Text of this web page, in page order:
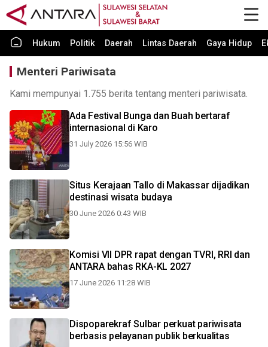
Hukum Politik Daerah Lintas Daerah Gaya Hidup
Menteri Pariwisata
Kami mempunyai 1.755 berita tentang menteri pariwisata.
Ada Festival Bunga dan Buah bertaraf
internasional di Karo
31 July 2026 15:56 WIB
Situs Kerajaan Tallo di Makassar dijadikan
destinasi wisata budaya
30 June 2026 0:43 WIB
Komisi VII DPR rapat dengan TVRI, RRI dan
ANTARA bahas RKA-KL 2027
17 June 2026 11:28 WIB
Dispoparekraf Sulbar perkuat pariwisata
berbasis pelayanan publik berkualitas